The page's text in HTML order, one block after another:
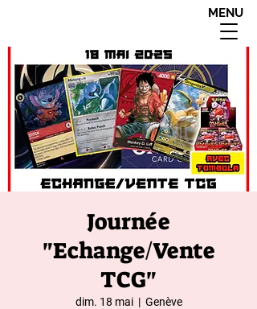
MENU
Journée
"Echange/Vente
TCG"
dim. 18 mai
  |
Genève